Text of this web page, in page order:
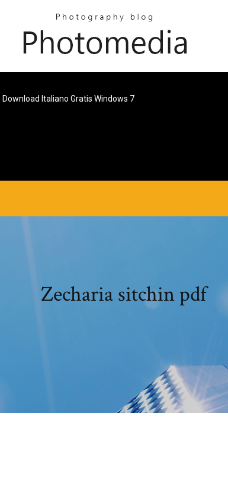
Italiano Gratis Windows 7
Zecharia sitchin pdf